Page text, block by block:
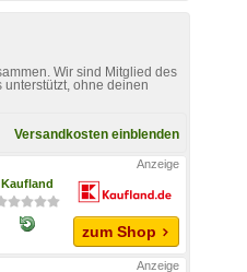
Wir sind Mitglied des
unterstützt, ohne deinen
Versandkosten einblenden
Kaufland
zum Shop